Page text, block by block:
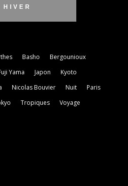
HIVER
Basho
Bergounioux
Yama Japon
Kyoto
Nicolas Bouvier Nuit
Paris
Tropiques Voyage